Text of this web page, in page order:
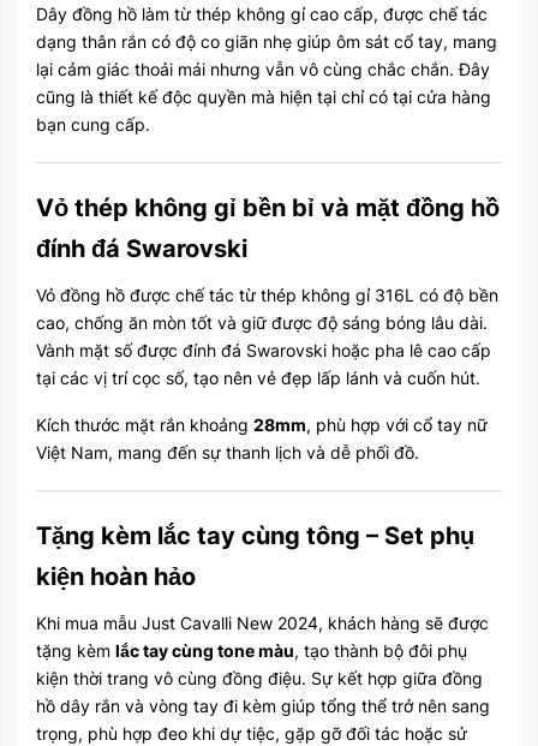
Dây đồng hồ làm từ thép không gỉ cao cấp, được chế tác
dạng thân rắn có độ co giãn nhẹ giúp ôm sát cổ tay, mang
lại cảm giác thoải mái nhưng vẫn vô cùng chắc chắn. Đây
cũng là thiết kế độc quyền mà hiện tại chỉ có tại cửa hàng
bạn cung cấp.
Vỏ thép không gỉ bền bỉ và mặt đồng hồ
đính đá Swarovski
Vỏ đồng hồ được chế tác từ thép không gỉ 316L có độ bền
cao, chống ăn mòn tốt và giữ được độ sáng bóng lâu dài.
Vành mặt số được đính đá Swarovski hoặc pha lê cao cấp
tại các vị trí cọc số, tạo nên vẻ đẹp lấp lánh và cuốn hút.
Kích thước mặt rắn khoảng 28mm, phù hợp với cổ tay nữ
Việt Nam, mang đến sự thanh lịch và dễ phối đồ.
Tặng kèm lắc tay cùng tông – Set phụ
kiện hoàn hảo
Khi mua mẫu Just Cavalli New 2024, khách hàng sẽ được
tặng kèm lắc tay cùng tone màu, tạo thành bộ đôi phụ
kiện thời trang vô cùng đồng điệu. Sự kết hợp giữa đồng
hồ dây rắn và vòng tay đi kèm giúp tổng thể trở nên sang
trọng, phù hợp đeo khi dự tiệc, gặp gỡ đối tác hoặc sử